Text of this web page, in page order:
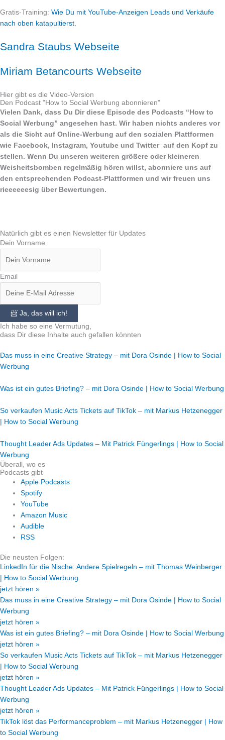
Gratis-Training: Wie Du mit YouTube-Anzeigen Leads und Verkäufe
nach oben katapultierst.
Sandra Staubs Webseite
Miriam Betancourts Webseite
Hier gibt es die Video-Version
Den Podcast "How to Social Werbung abonnieren"
Vielen Dank, dass Du Dir diese Episode des Podcasts “How to
Social Werbung” angesehen hast. Wir haben nichts anderes vor
als die Sicht auf Online-Werbung auf den sozialen Plattformen
wie Facebook, Instagram, Youtube und Twitter auf den Kopf zu
stellen. Wenn Du unseren weiteren größere oder kleineren
Weisheitsbomben regelmäßig hören willst, abonniere uns auf
den entsprechenden Podcast-Plattformen und wir freuen uns
rieeeeeesig über Bewertungen.
Natürlich gibt es einen Newsletter für Updates
Dein Vorname
Email
📨 Ja, das will ich!
Ich habe so eine Vermutung,
dass Dir diese Inhalte auch gefallen könnten
Das muss in eine Creative Strategy – mit Dora Osinde | How to Social
Werbung
Was ist ein gutes Briefing? – mit Dora Osinde | How to Social Werbung
So verkaufen Music Acts Tickets auf TikTok – mit Markus Hetzenegger
| How to Social Werbung
Thought Leader Ads Updates – Mit Patrick Füngerlings | How to Social
Werbung
Überall, wo es
Podcasts gibt
Apple Podcasts
Spotify
YouTube
Amazon Music
Audible
RSS
Die neusten Folgen:
LinkedIn für die Nische: Andere Spielregeln – mit Thomas Weinberger
| How to Social Werbung
jetzt hören »
Das muss in eine Creative Strategy – mit Dora Osinde | How to Social
Werbung
jetzt hören »
Was ist ein gutes Briefing? – mit Dora Osinde | How to Social Werbung
jetzt hören »
So verkaufen Music Acts Tickets auf TikTok – mit Markus Hetzenegger
| How to Social Werbung
jetzt hören »
Thought Leader Ads Updates – Mit Patrick Füngerlings | How to Social
Werbung
jetzt hören »
TikTok löst das Performanceproblem – mit Markus Hetzenegger | How
to Social Werbung